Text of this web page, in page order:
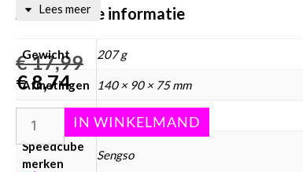
Aanvullende informatie
Gewicht 207 g
Afmetingen 140 × 90 × 75 mm
SENGSO
Speedcube
merken
Sengso
Lees meer
€17,99
€8,74